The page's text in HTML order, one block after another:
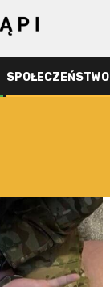
SPOŁECZEŃSTWO